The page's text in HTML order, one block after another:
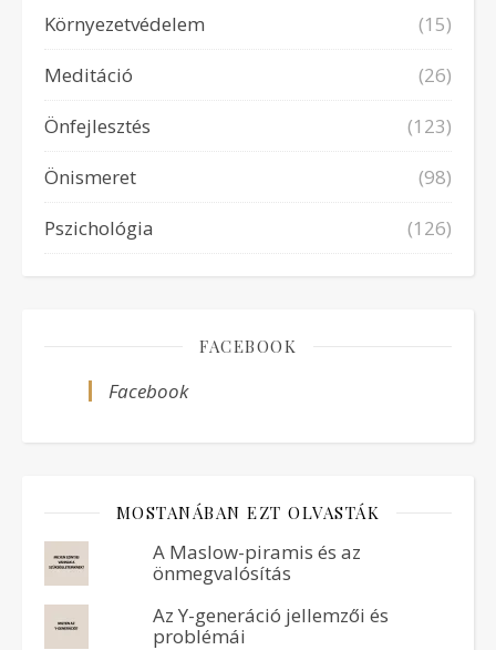
Környezetvédelem
(15)
Meditáció
(26)
Önfejlesztés
(123)
Önismeret
(98)
Pszichológia
(126)
FACEBOOK
Facebook
MOSTANÁBAN EZT OLVASTÁK
A Maslow-piramis és az
önmegvalósítás
Az Y-generáció jellemzői és
problémái